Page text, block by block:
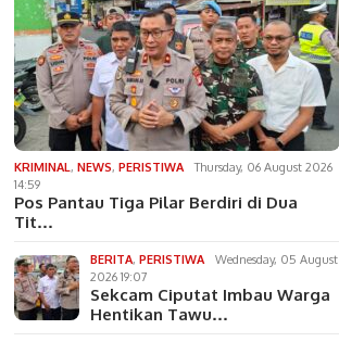
KRIMINAL,NEWS,PERISTIWA
Thursday, 06 August 2026
14:59
Pos Pantau Tiga Pilar Berdiri di Dua
Tit…
BERITA,PERISTIWA
Wednesday, 05 August
2026 19:07
Sekcam Ciputat Imbau Warga
Hentikan Tawu…